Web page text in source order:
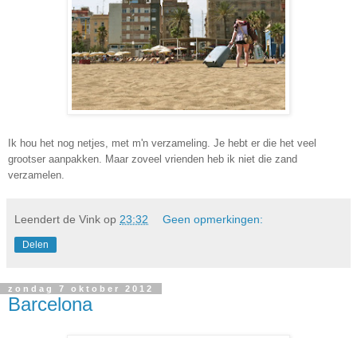
Ik hou het nog netjes, met m'n verzameling. Je hebt er die het veel
grootser aanpakken. Maar zoveel vrienden heb ik niet die zand
verzamelen.
Leendert de Vink op 23:32 Geen opmerkingen:
Delen
zondag 7 oktober 2012
Barcelona